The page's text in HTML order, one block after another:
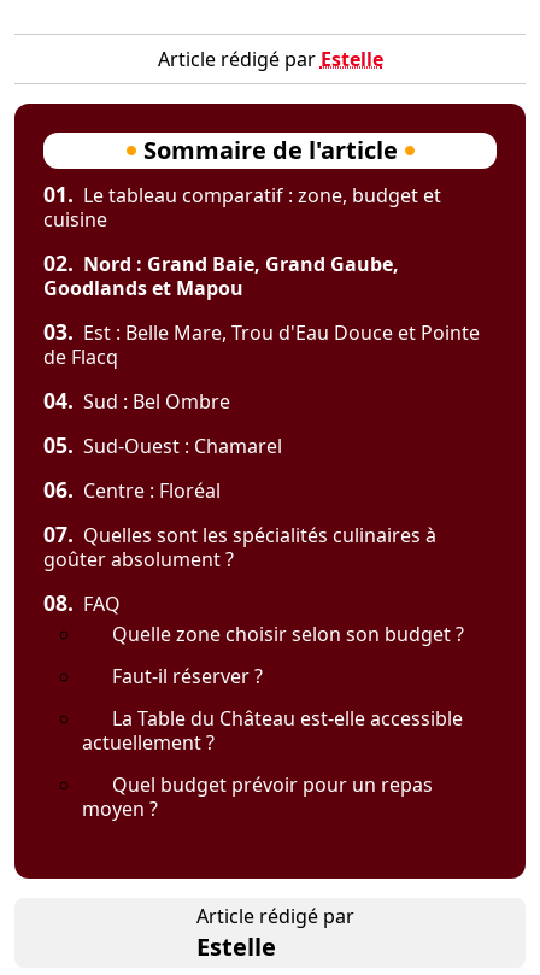
Article rédigé par Estelle
Sommaire de l'article
01. Le tableau comparatif : zone, budget et
cuisine
02. Nord : Grand Baie, Grand Gaube,
Goodlands et Mapou
03. Est : Belle Mare, Trou d'Eau Douce et Pointe
de Flacq
04. Sud : Bel Ombre
05. Sud-Ouest : Chamarel
06. Centre : Floréal
07. Quelles sont les spécialités culinaires à
goûter absolument ?
08. FAQ
Quelle zone choisir selon son budget ?
Faut-il réserver ?
La Table du Château est-elle accessible
actuellement ?
Quel budget prévoir pour un repas
moyen ?
Article rédigé par
Estelle